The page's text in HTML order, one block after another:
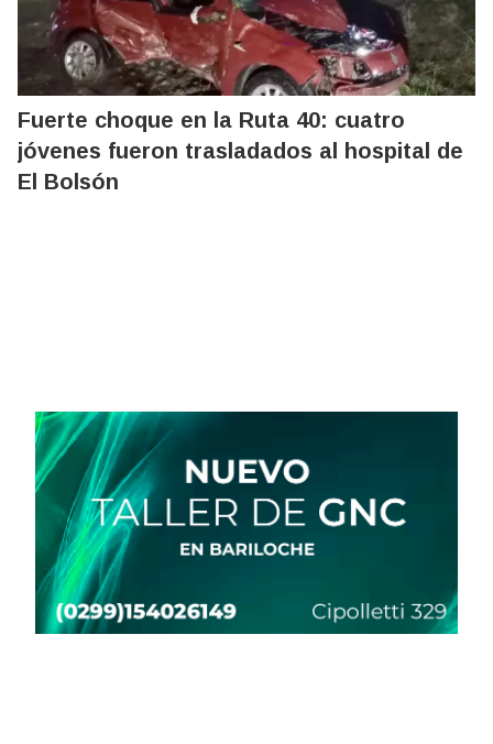
Fuerte choque en la Ruta 40: cuatro
jóvenes fueron trasladados al hospital de
El Bolsón